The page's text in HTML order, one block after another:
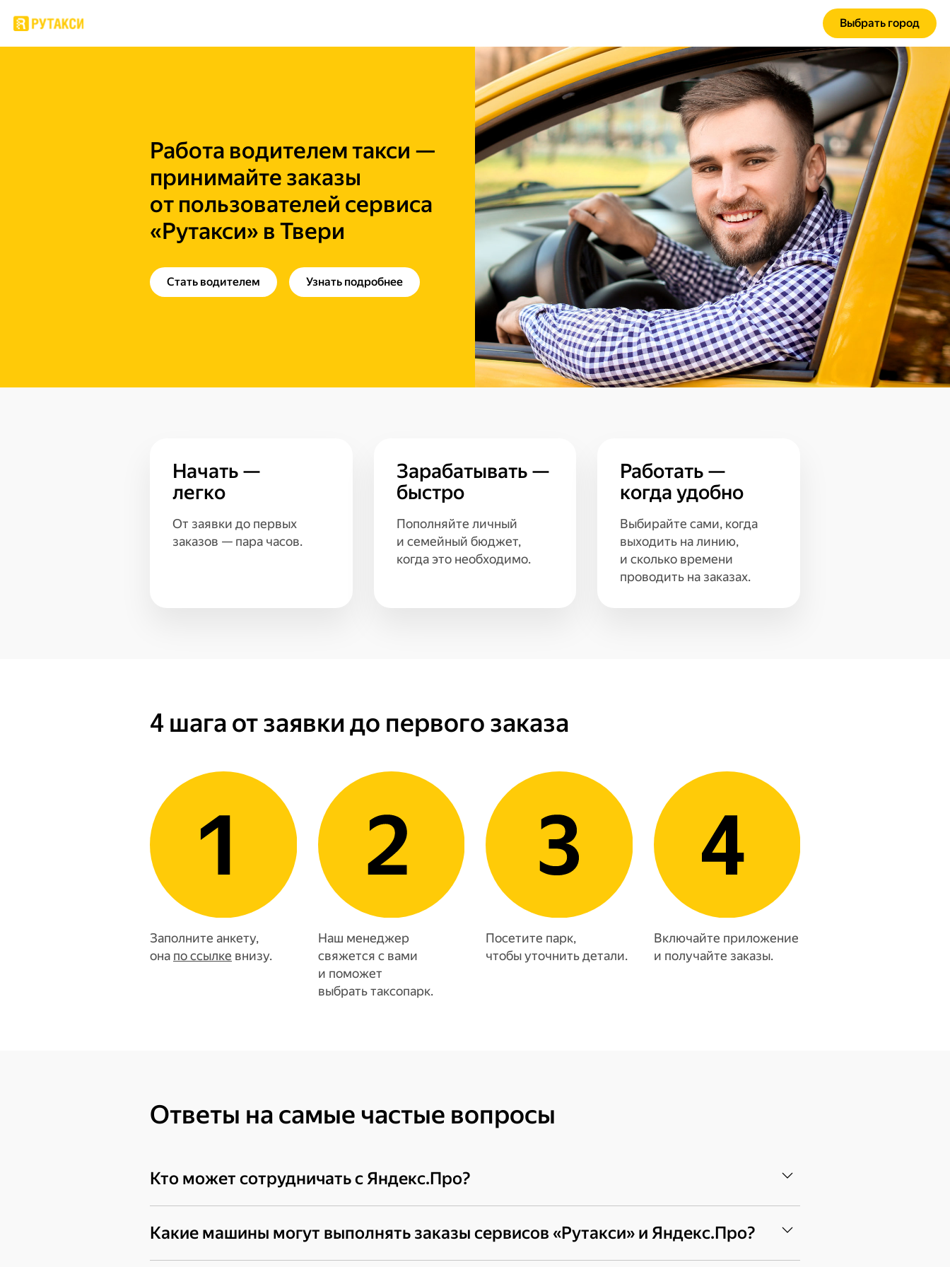
Выбрать город
Работа водителем такси —
принимайте заказы
от пользователей сервиса
«Рутакси» в Твери
Стать водителем Узнать подробнее
Начать —
легко
От заявки до первых
заказов — пара часов.
Зарабатывать —
быстро
Пополняйте личный
и семейный бюджет,
когда это необходимо.
Работать —
когда удобно
Выбирайте сами, когда
выходить на линию,
и сколько времени
проводить на заказах.
4 шага от заявки до первого заказа
Заполните анкету,
она по ссылке внизу.
Наш менеджер
свяжется с вами
и поможет
выбрать таксопарк.
Посетите парк,
чтобы уточнить детали.
Включайте приложение
и получайте заказы.
Ответы на самые частые вопросы
Кто может сотрудничать с Яндекс.Про?
будет создан профиль с вашими данными, сотрудничать можно с любым подходящим вам парком.
Какие машины могут выполнять заказы сервисов «Рутакси» и Яндекс.Про?